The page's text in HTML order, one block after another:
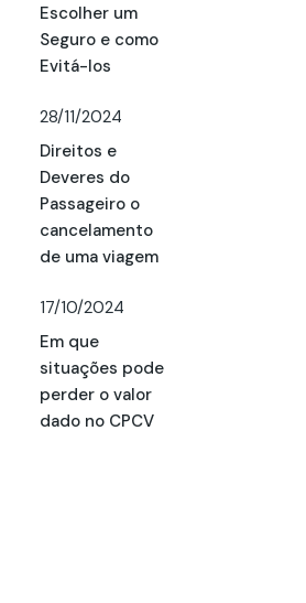
Escolher um
Seguro e como
Evitá-los
28/11/2024
Direitos e
Deveres do
Passageiro o
cancelamento
de uma viagem
17/10/2024
Em que
situações pode
perder o valor
dado no CPCV